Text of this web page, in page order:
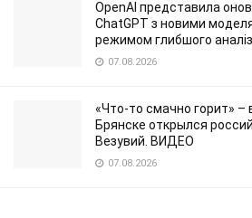
OpenAI представила
ChatGPT з новими
режимом глибшого
07.08.2026
«Что-то смачно горит» –
Брянске открылся
Везувий. ВИДЕО
07.08.2026